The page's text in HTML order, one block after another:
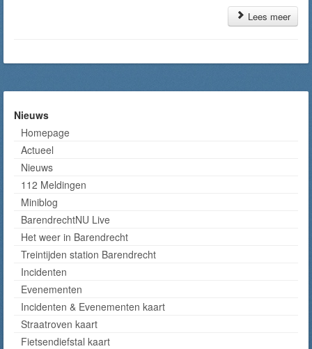
Lees meer
Nieuws
Homepage
Actueel
Nieuws
112 Meldingen
Miniblog
BarendrechtNU Live
Het weer in Barendrecht
Treintijden station Barendrecht
Incidenten
Evenementen
Incidenten & Evenementen kaart
Straatroven kaart
Fietsendiefstal kaart